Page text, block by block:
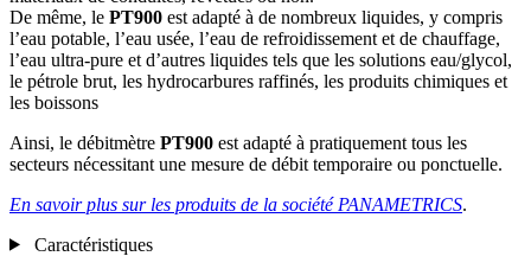
De même, le PT900 est adapté à de nombreux liquides, y compris
l’eau potable, l’eau usée, l’eau de refroidissement et de chauffage,
l’eau ultra-pure et d’autres liquides tels que les solutions eau/glycol,
le pétrole brut, les hydrocarbures raffinés, les produits chimiques et
les boissons
Ainsi, le débitmètre PT900 est adapté à pratiquement tous les
secteurs nécessitant une mesure de débit temporaire ou ponctuelle.
En savoir plus sur les produits de la société PANAMETRICS.
Caractéristiques